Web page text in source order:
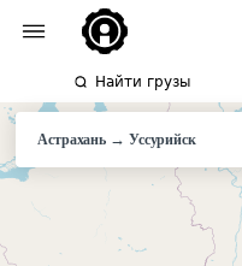
Найти грузы
Астрахань → Уссурийск